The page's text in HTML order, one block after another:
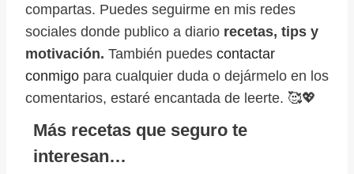
compartas. Puedes seguirme en mis redes
sociales donde publico a diario recetas, tips y
motivación. También puedes contactar
conmigo para cualquier duda o dejármelo en los
comentarios, estaré encantada de leerte. 🥰💖
Más recetas que seguro te
interesan…